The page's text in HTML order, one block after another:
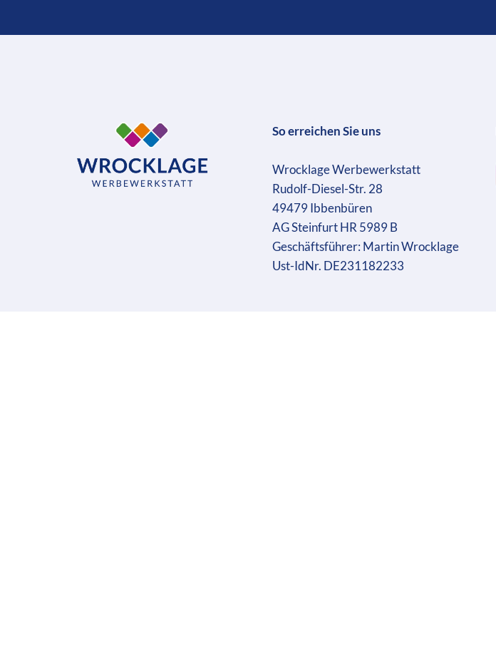
So erreichen Sie uns
Wrocklage Werbewerkstatt
Rudolf-Diesel-Str. 28
49479 Ibbenbüren
AG Steinfurt HR 5989 B
Geschäftsführer: Martin Wrocklage
Ust-IdNr. DE231182233